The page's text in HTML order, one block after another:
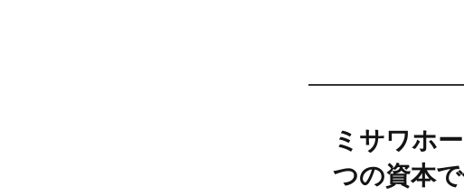
ミサワホ
つの資本